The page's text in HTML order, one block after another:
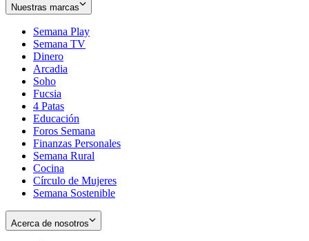
Nuestras marcas
Semana Play
Semana TV
Dinero
Arcadia
Soho
in
new
window
Fucsia
in
new
window
4 Patas
Educación
Foros Semana
Finanzas Personales
Semana Rural
Cocina
Círculo de Mujeres
Semana Sostenible
Acerca de nosotros